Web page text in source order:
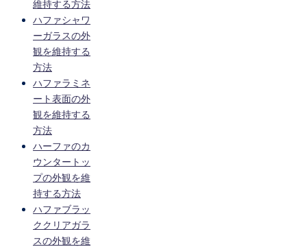
維持する方法
ハファシャワ
ーガラスの外
観を維持する
方法
ハファラミネ
ート表面の外
観を維持する
方法
ハーファのカ
ウンタートッ
プの外観を維
持する方法
ハファブラッ
ククリアガラ
スの外観を維